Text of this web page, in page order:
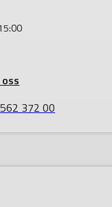
372 00